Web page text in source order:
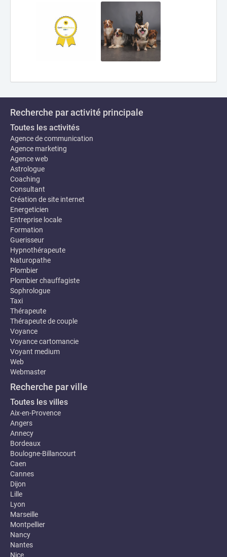
Recherche par activité principale
Toutes les activités
Agence de communication
Agence marketing
Agence web
Astrologue
Coaching
Consultant
Création de site internet
Energeticien
Entreprise locale
Formation
Guerisseur
Hypnothérapeute
Naturopathe
Plombier
Plombier chauffagiste
Sophrologue
Taxi
Thérapeute
Thérapeute de couple
Voyance
Voyance cartomancie
Voyant medium
Web
Webmaster
Recherche par ville
Toutes les villes
Aix-en-Provence
Angers
Annecy
Bordeaux
Boulogne-Billancourt
Caen
Cannes
Dijon
Lille
Lyon
Marseille
Montpellier
Nancy
Nantes
Nice